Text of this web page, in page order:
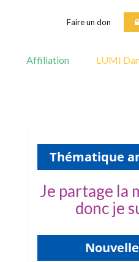
Faire un don
Affiliation LUMI
Thématique
Je partage la
donc je